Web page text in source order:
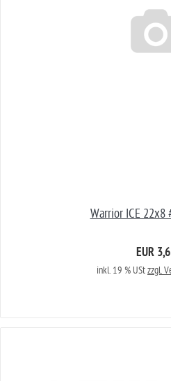
Warrior ICE 22x8
EUR
inkl. 19 % UStzzgl.